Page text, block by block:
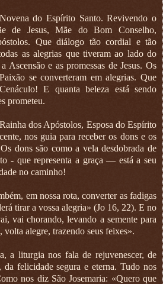
do Espírito Santo. Revivendo o
de Jesus, Mãe do Bom Conselho,
Que diálogo tão cordial e tão
as alegrias que tiveram ao lado do
Ascensão e as promessas de Jesus. Os
se converteram em alegrias. Que
E quanta beleza está sendo
prometeu.
dos Apóstolos, Esposa do Espírito
nos guia para receber os dons e os
dons são como a vela desdobrada de
- que representa a graça — está a seu
no caminho!
em nossa rota, converter as fadigas
tirar a vossa alegria» (Jo 16, 22). E no
vai chorando, levando a semente para
alegre, trazendo seus feixes».
a liturgia nos fala de rejuvenescer, de
felicidade segura e eterna. Tudo nos
nos diz São Josemaria: «Quero que